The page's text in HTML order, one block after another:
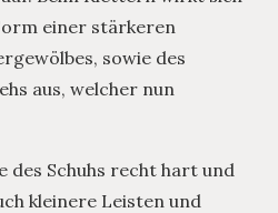
einer stärkeren
sowie des
aus, welcher nun
des Schuhs recht hart und
kleinere Leisten und